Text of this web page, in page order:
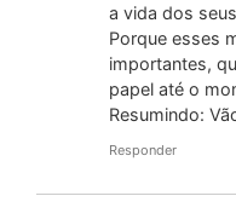
a vida dos
Porque esses
importantes,
papel até o
Resumindo:
Responder